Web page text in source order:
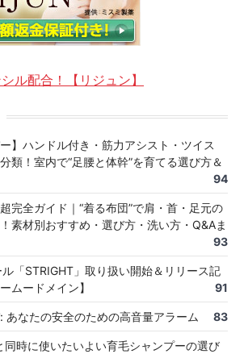
ル配合！【リジュン】
】ハンドル付き・筋力アシスト・ツイス
類！室内で“足腰と体幹”を育てる選び方＆
94
完全ガイド｜“着る布団”で肩・首・足元の
素材別おすすめ・選び方・洗い方・Q&Aま
93
「STRIGHT」取り扱い開始＆リリース記
ムードメイン】
91
あなたの安全のための高音量アラーム 83
同時に使いたいよい育毛シャンプーの選び